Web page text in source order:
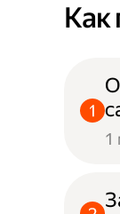
Как
1